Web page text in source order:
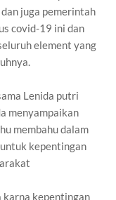
juga pemerintah
covid-19 ini dan
element yang
Lenida putri
menyampaikan
membahu dalam
kepentingan
karna kepentingan